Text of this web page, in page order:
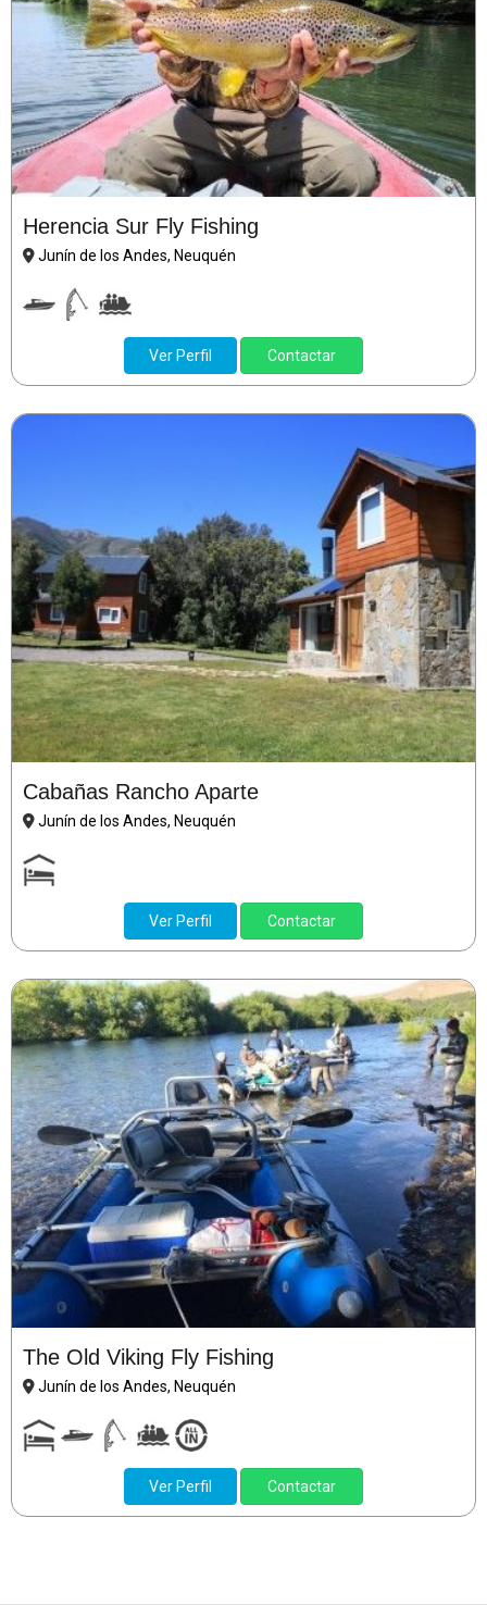
Herencia Sur Fly Fishing
Junín de los Andes, Neuquén
Ver Perfil Contactar
Cabañas Rancho Aparte
Junín de los Andes, Neuquén
Ver Perfil Contactar
The Old Viking Fly Fishing
Junín de los Andes, Neuquén
Ver Perfil Contactar